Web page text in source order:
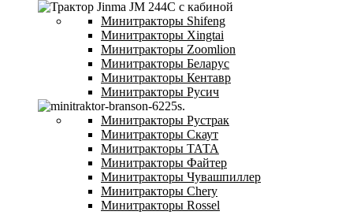
Минитракторы Shifeng
Минитракторы Xingtai
Минитракторы Zoomlion
Минитракторы Беларус
Минитракторы Кентавр
Минитракторы Русич
Минитракторы Рустрак
Минитракторы Скаут
Минитракторы ТАТА
Минитракторы Файтер
Минитракторы Чувашпиллер
Минитракторы Chery
Минитракторы Rossel